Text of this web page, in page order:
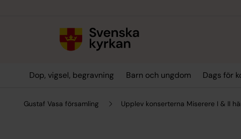
Dop, vigsel, begravning Barn och ungdom Dags för
Gustaf Vasa församling Upplev konserterna Miserere I & II